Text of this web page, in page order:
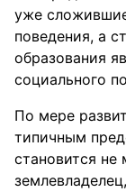
уже
поведения, а
образования
социального
По мере
типичным
становится не